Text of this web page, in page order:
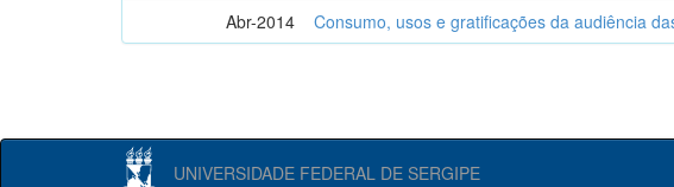
Abr-2014
Consumo, usos e gratificações da audiência
UNIVERSIDADE FEDERAL DE SERGIPE